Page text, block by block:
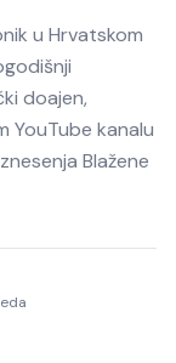
u Hrvatskom
doajen,
YouTube kanalu
Blažene